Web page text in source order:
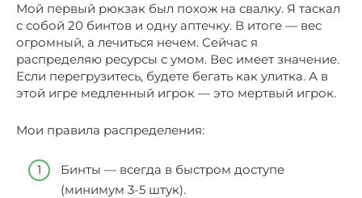
Мой первый рюкзак был похож на свалку. Я таскал
с собой 20 бинтов и одну аптечку. В итоге — вес
огромный, а лечиться нечем. Сейчас я
распределяю ресурсы с умом. Вес имеет значение.
Если перегрузитесь, будете бегать как улитка. А в
этой игре медленный игрок — это мертвый игрок.
Мои правила распределения:
Бинты — всегда в быстром доступе
(минимум 3-5 штук).